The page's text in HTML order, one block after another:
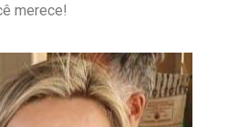
merece!